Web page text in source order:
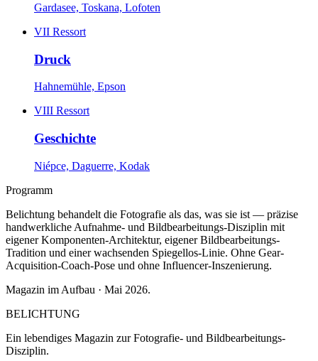
Gardasee, Toskana, Lofoten
VII Ressort
Druck
Hahnemühle, Epson
VIII Ressort
Geschichte
Niépce, Daguerre, Kodak
Programm
Belichtung behandelt die Fotografie als das, was sie ist — präzise
handwerkliche Aufnahme- und Bildbearbeitungs-Disziplin mit
eigener Komponenten-Architektur, eigener Bildbearbeitungs-
Tradition und einer wachsenden Spiegellos-Linie. Ohne Gear-
Acquisition-Coach-Pose und ohne Influencer-Inszenierung.
Magazin im Aufbau · Mai 2026.
BELICHTUNG
Ein lebendiges Magazin zur Fotografie- und Bildbearbeitungs-
Disziplin.